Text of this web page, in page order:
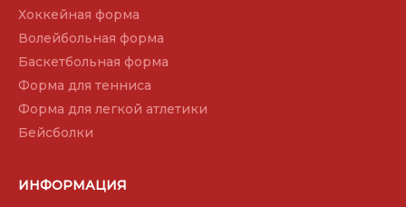
Хоккейная форма
Волейбольная форма
Баскетбольная форма
Форма для тенниса
Форма для легкой атлетики
Бейсболки
ИНФОРМАЦИЯ